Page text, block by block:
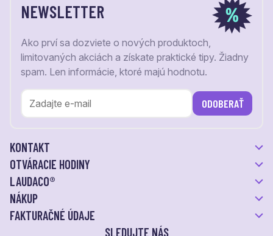
NEWSLETTER
Ako prví sa dozviete o nových produktoch,
limitovaných akciách a získate praktické tipy. Žiadny
spam. Len informácie, ktoré majú hodnotu.
ODOBERAŤ
KONTAKT
OTVÁRACIE HODINY
LAUDACO®
NÁKUP
FAKTURAČNÉ ÚDAJE
SLEDUJTE NÁS